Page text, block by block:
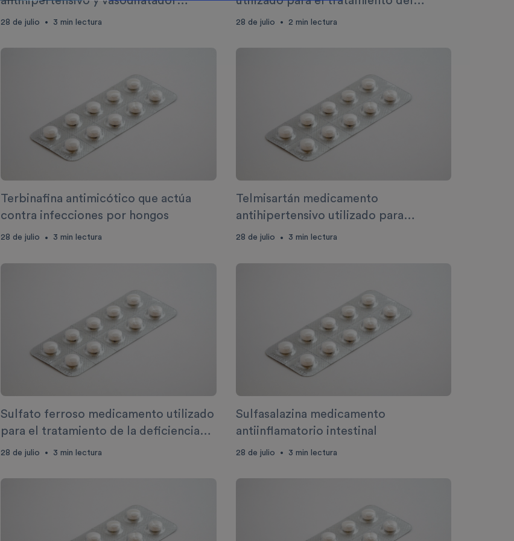
periférico
28 de julio • 3 min lectura
síndrome de intestino irritable
28 de julio • 2 min lectura
Terbinafina antimicótico que actúa
contra infecciones por hongos
28 de julio • 3 min lectura
Telmisartán medicamento
antihipertensivo utilizado para
disminuir los niveles de presión arterial
28 de julio • 3 min lectura
Sulfato ferroso medicamento utilizado
para el tratamiento de la deficiencia
de glóbulos rojos
28 de julio • 3 min lectura
Sulfasalazina medicamento
antiinflamatorio intestinal
28 de julio • 3 min lectura